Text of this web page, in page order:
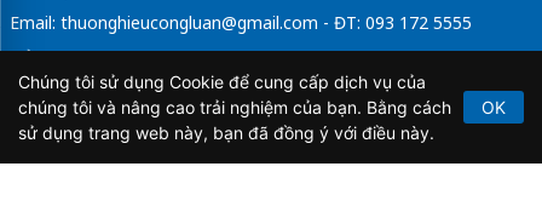
Email: thuonghieucongluan@gmail.com - ĐT: 093 172 5555
Tổng Biên Tập: Vũ Đức Thuận
Giấy phép hoạt động báo chí điện tử số 64/GP-BTTTT do Bộ
Thông tin và Truyền thông cấp ngày 21/2/2020.
Chúng tôi sử dụng Cookie để cung cấp dịch vụ của
chúng tôi và nâng cao trải nghiệm của bạn. Bằng cách
sử dụng trang web này, bạn đã đồng ý với điều này.
OK